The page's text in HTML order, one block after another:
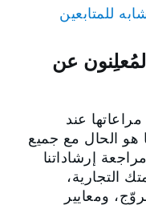
للمتابعين
عن
عند
هو الحال مع جميع
إرشاداتنا
التجارية،
ومعايير